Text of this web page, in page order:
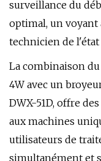
surveillance du
optimal, un
technicien de
La combinaison
4W avec un
DWX-51D, offre
aux machines
utilisateurs de
simultanément et